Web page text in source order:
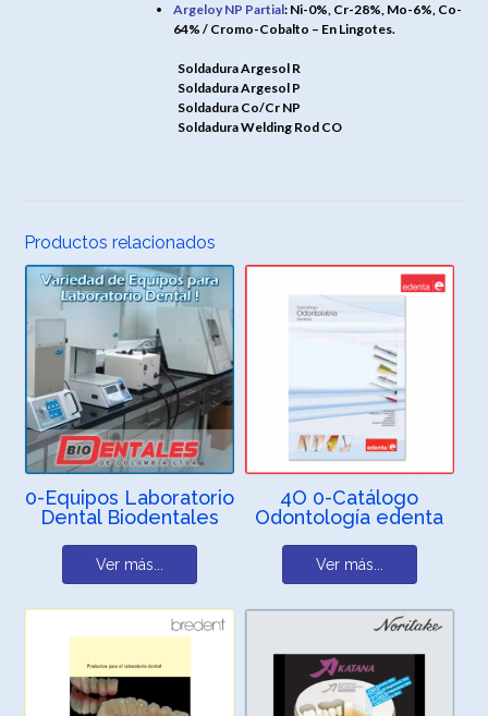
Argeloy NP Partial: Ni-0%, Cr-28%, Mo-6%, Co-
64% /Cromo-Cobalto – En Lingotes.
Soldadura Argesol R
Soldadura Argesol P
Soldadura Co/Cr NP
Soldadura Welding Rod CO
Productos relacionados
0-Equipos Laboratorio
Dental Biodentales
Ver más...
4O 0-Catálogo
Odontología edenta
Ver más...